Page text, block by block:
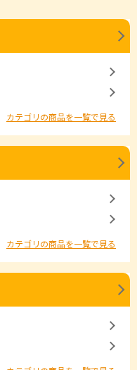
カテゴリの商品を一覧で見る
カテゴリの商品を一覧で見る